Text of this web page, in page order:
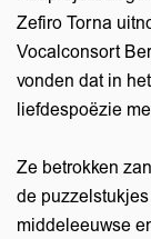
Zefiro Torna
Vocalconsort
vonden dat in het
liefdespoëzie
Ze betrokken
de
middeleeuwse